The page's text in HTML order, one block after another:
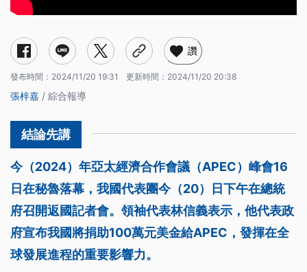
讚
發布時間： 2024/11/20 19:31 更新時間： 2024/11/20 20:38
張梓嘉 / 綜合報導
今（2024）年亞太經濟合作會議（APEC）峰會16
日在秘魯落幕，我國代表團今（20）日下午在總統
府召開返國記者會。領袖代表林信義表示，他代表政
府宣布我國將捐助100萬元美金給APEC，發揮在全
球發展進程的重要影響力。